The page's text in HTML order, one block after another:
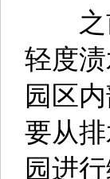
之前
轻度
园区
要从
园进